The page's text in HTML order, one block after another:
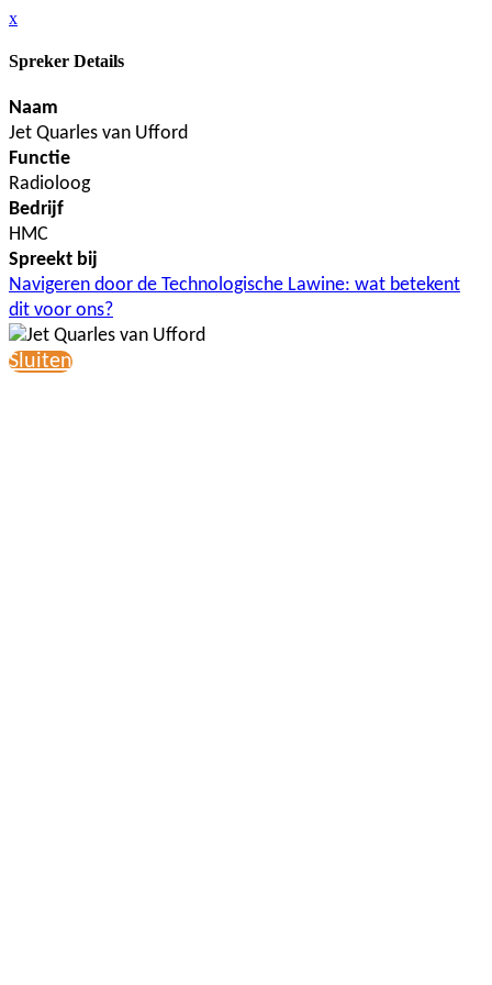
x
Spreker Details
Naam
Jet Quarles van Ufford
Functie
Radioloog
Bedrijf
HMC
Spreekt bij
Navigeren door de Technologische Lawine: wat betekent
dit voor ons?
Sluiten